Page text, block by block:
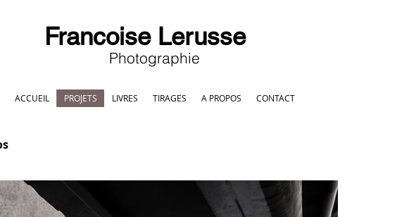
Francoise Lerusse
Photographie
ACCUEIL PROJETS LIVRES TIRAGES A PROPOS CONTACT